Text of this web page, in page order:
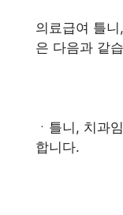
의료급여 틀
은 다음과 같
ㆍ틀니, 치과
합니다.